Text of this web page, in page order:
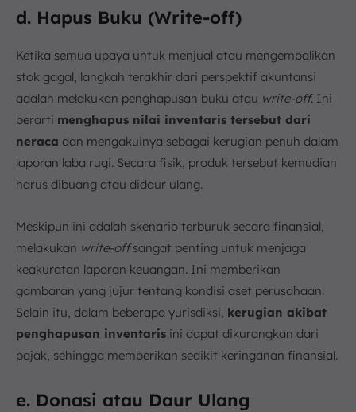
d. Hapus Buku (Write-off)
Ketika semua upaya untuk menjual atau mengembalikan
stok gagal, langkah terakhir dari perspektif akuntansi
adalah melakukan penghapusan buku atau write-off. Ini
berarti menghapus nilai inventaris tersebut dari
neraca dan mengakuinya sebagai kerugian penuh dalam
laporan laba rugi. Secara fisik, produk tersebut kemudian
harus dibuang atau didaur ulang.
Meskipun ini adalah skenario terburuk secara finansial,
melakukan write-offsangat penting untuk menjaga
keakuratan laporan keuangan. Ini memberikan
gambaran yang jujur tentang kondisi aset perusahaan.
Selain itu, dalam beberapa yurisdiksi, kerugian akibat
penghapusan inventaris ini dapat dikurangkan dari
pajak, sehingga memberikan sedikit keringanan finansial.
e. Donasi atau Daur Ulang